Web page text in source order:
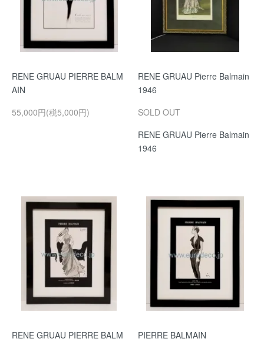
RENE GRUAU PIERRE BALM
AIN
55,000円(税5,000円)
RENE GRUAU Pierre Balmain
1946
SOLD OUT
RENE GRUAU Pierre Balmain
1946
RENE GRUAU PIERRE BALM
PIERRE BALMAIN